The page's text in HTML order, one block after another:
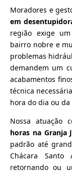
Moradores e
em
região exige
bairro nobre e
problemas
demandem um
acabamentos
técnica
hora do dia ou da
Nossa atuação
horas na Granja
padrão até
Chácara Santo
retornando ou